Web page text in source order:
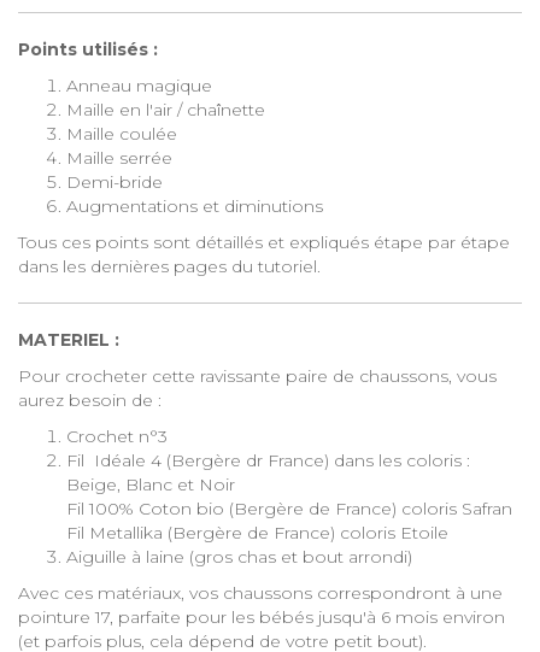
Points utilisés :
Anneau magique
Maille en l'air / chaînette
Maille coulée
Maille serrée
Demi-bride
Augmentations et diminutions
Tous ces points sont détaillés et expliqués étape par étape
dans les dernières pages du tutoriel.
MATERIEL :
Pour crocheter cette ravissante paire de chaussons, vous
aurez besoin de :
Crochet n°3
Fil Idéale 4 (Bergère dr France) dans les coloris :
Beige, Blanc et Noir
Fil 100% Coton bio (Bergère de France) coloris Safran
Fil Metallika (Bergère de France) coloris Etoile
Aiguille à laine (gros chas et bout arrondi)
Avec ces matériaux, vos chaussons correspondront à une
pointure 17, parfaite pour les bébés jusqu'à 6 mois environ
(et parfois plus, cela dépend de votre petit bout).